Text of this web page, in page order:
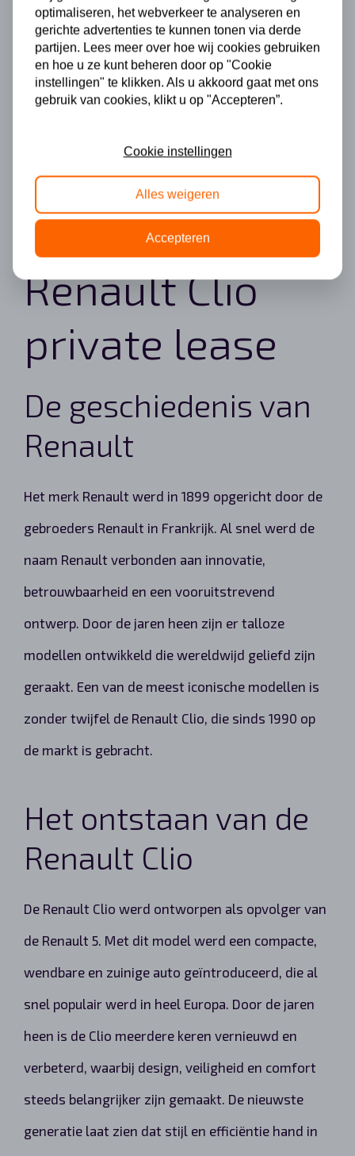
Last van bindingsangst?
Ontdek ons Tesla shortlease
aanbod
Renault Clio
private lease
De geschiedenis van
Renault
Het merk Renault werd in 1899 opgericht door de
gebroeders Renault in Frankrijk. Al snel werd de
naam Renault verbonden aan innovatie,
betrouwbaarheid en een vooruitstrevend
ontwerp. Door de jaren heen zijn er talloze
modellen ontwikkeld die wereldwijd geliefd zijn
geraakt. Een van de meest iconische modellen is
zonder twijfel de Renault Clio, die sinds 1990 op
de markt is gebracht.
Het ontstaan van de
Renault Clio
De Renault Clio werd ontworpen als opvolger van
de Renault 5. Met dit model werd een compacte,
wendbare en zuinige auto geïntroduceerd, die al
snel populair werd in heel Europa. Door de jaren
heen is de Clio meerdere keren vernieuwd en
verbeterd, waarbij design, veiligheid en comfort
steeds belangrijker zijn gemaakt. De nieuwste
generatie laat zien dat stijl en efficiëntie hand in
optimaliseren, het webverkeer te analyseren en
gerichte advertenties te kunnen tonen via derde
partijen. Lees meer over hoe wij cookies gebruiken
en hoe u ze kunt beheren door op "Cookie
instellingen" te klikken. Als u akkoord gaat met ons
gebruik van cookies, klikt u op "Accepteren”.
Cookie instellingen
Alles weigeren
Accepteren